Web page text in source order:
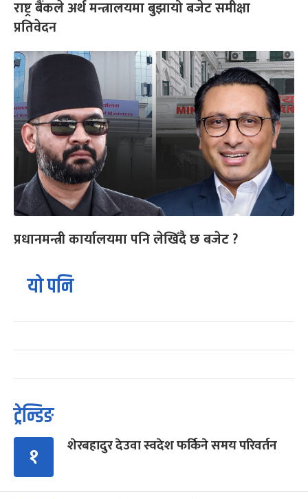
राष्ट्र बैंकले अर्थ मन्त्रालयमा बुझायो बजेट समीक्षा
प्रतिवेदन
प्रधानमन्त्री कार्यालयमा पनि लेखिँदै छ बजेट ?
यो पनि
ट्रेन्डिङ
१ शेरबहादुर देउवा स्वदेश फर्किने समय परिवर्तन